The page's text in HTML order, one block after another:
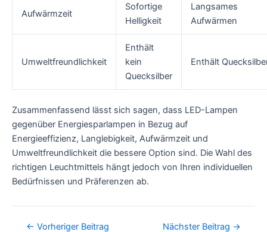
Aufwärmzeit
Sofortige
Helligkeit
Langsames
Aufwärmen
Umweltfreundlichkeit
Enthält
kein
Quecksilber
Enthält
Zusammenfassend lässt sich sagen, dass LED-Lampen
gegenüber Energiesparlampen in Bezug auf
Energieeffizienz, Langlebigkeit, Aufwärmzeit und
Umweltfreundlichkeit die bessere Option sind. Die Wahl des
richtigen Leuchtmittels hängt jedoch von Ihren individuellen
Bedürfnissen und Präferenzen ab.
Post← Vorheriger Beitrag Nächster Beitrag →